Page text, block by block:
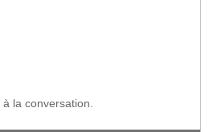
la conversation.